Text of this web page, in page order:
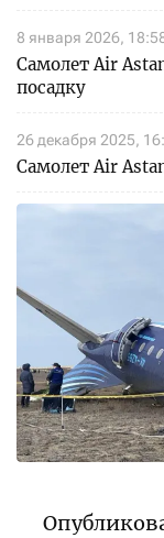
8 января 2026,
Самолет Air
посадку
26 декабря 2025,
Самолет Air